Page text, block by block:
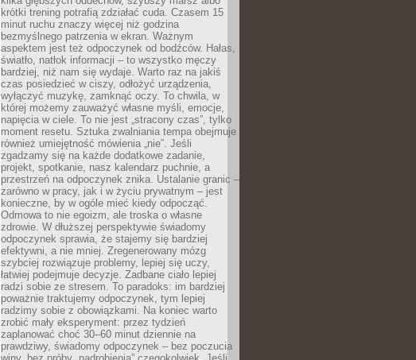
krótki trening potrafią zdziałać cuda. Czasem 15
minut ruchu znaczy więcej niż godzina
bezmyślnego patrzenia w ekran. Ważnym
aspektem jest też odpoczynek od bodźców. Hałas,
światło, natłok informacji – to wszystko męczy
bardziej, niż nam się wydaje. Warto raz na jakiś
czas posiedzieć w ciszy, odłożyć urządzenia,
wyłączyć muzykę, zamknąć oczy. To chwila, w
której możemy zauważyć własne myśli, emocje,
napięcia w ciele. To nie jest „stracony czas”, tylko
moment resetu. Sztuka zwalniania tempa obejmuje
również umiejętność mówienia „nie”. Jeśli
zgadzamy się na każde dodatkowe zadanie,
projekt, spotkanie, nasz kalendarz puchnie, a
przestrzeń na odpoczynek znika. Ustalanie granic –
zarówno w pracy, jak i w życiu prywatnym – jest
konieczne, by w ogóle mieć kiedy odpocząć.
Odmowa to nie egoizm, ale troska o własne
zdrowie. W dłuższej perspektywie świadomy
odpoczynek sprawia, że stajemy się bardziej
efektywni, a nie mniej. Zregenerowany mózg
szybciej rozwiązuje problemy, lepiej się uczy,
łatwiej podejmuje decyzje. Zadbane ciało lepiej
radzi sobie ze stresem. To paradoks: im bardziej
poważnie traktujemy odpoczynek, tym lepiej
radzimy sobie z obowiązkami. Na koniec warto
zrobić mały eksperyment: przez tydzień
zaplanować choć 30–60 minut dziennie na
prawdziwy, świadomy odpoczynek – bez poczucia